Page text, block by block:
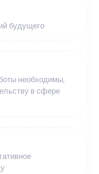
будущего
необходимы,
в сфере